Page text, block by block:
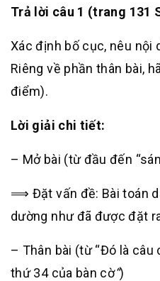
Trả lời câu 1 (trang 131
Xác định bố cục, nêu nội
Riêng về phần thân bài,
điểm).
Lời giải chi tiết:
– Mở bài (từ đầu đến
⟹ Đặt vấn đề: Bài toán
dường như đã được đặt
– Thân bài (từ “Đó là câu
thứ 34 của bàn cờ“)